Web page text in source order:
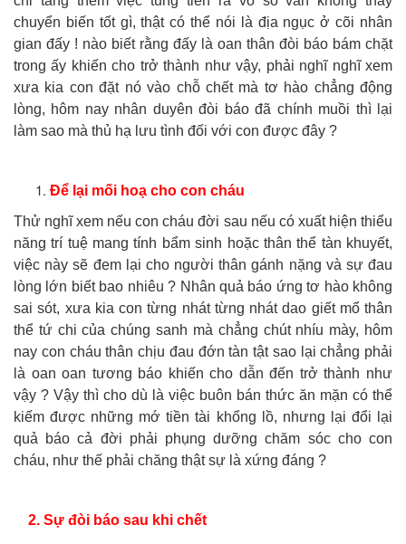
chuyển biến tốt gì, thật có thể nói là địa ngục ở cõi nhân
gian đấy ! nào biết rằng đấy là oan thân đòi báo bám chặt
trong ấy khiến cho trở thành như vậy, phải nghĩ nghĩ xem
xưa kia con đặt nó vào chỗ chết mà tơ hào chẳng động
lòng, hôm nay nhân duyên đòi báo đã chính muồi thì lại
làm sao mà thủ hạ lưu tình đối với con được đây ?
Để lại mối hoạ cho con cháu
Thử nghĩ xem nếu con cháu đời sau nếu có xuất hiện thiểu
năng trí tuệ mang tính bẩm sinh hoặc thân thể tàn khuyết,
việc này sẽ đem lại cho người thân gánh nặng và sự đau
lòng lớn biết bao nhiêu ? Nhân quả báo ứng tơ hào không
sai sót, xưa kia con từng nhát từng nhát dao giết mổ thân
thể tứ chi của chúng sanh mà chẳng chút nhíu mày, hôm
nay con cháu thân chịu đau đớn tàn tật sao lại chẳng phải
là oan oan tương báo khiến cho dẫn đến trở thành như
vậy ? Vậy thì cho dù là việc buôn bán thức ăn mặn có thể
kiếm được những mớ tiền tài khổng lồ, nhưng lại đổi lại
quả báo cả đời phải phụng dưỡng chăm sóc cho con
cháu, như thế phải chăng thật sự là xứng đáng ?
2. Sự đòi báo sau khi chết